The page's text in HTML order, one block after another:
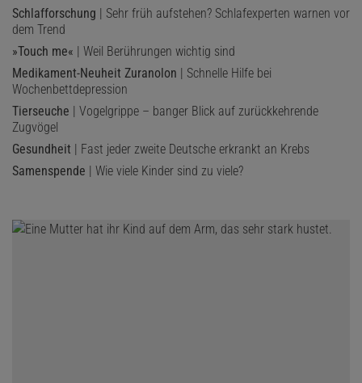
Schlafforschung | Sehr früh aufstehen? Schlafexperten warnen vor
dem Trend
»Touch me« | Weil Berührungen wichtig sind
Medikament-Neuheit Zuranolon | Schnelle Hilfe bei
Wochenbettdepression
Tierseuche | Vogelgrippe – banger Blick auf zurückkehrende
Zugvögel
Gesundheit | Fast jeder zweite Deutsche erkrankt an Krebs
Samenspende | Wie viele Kinder sind zu viele?